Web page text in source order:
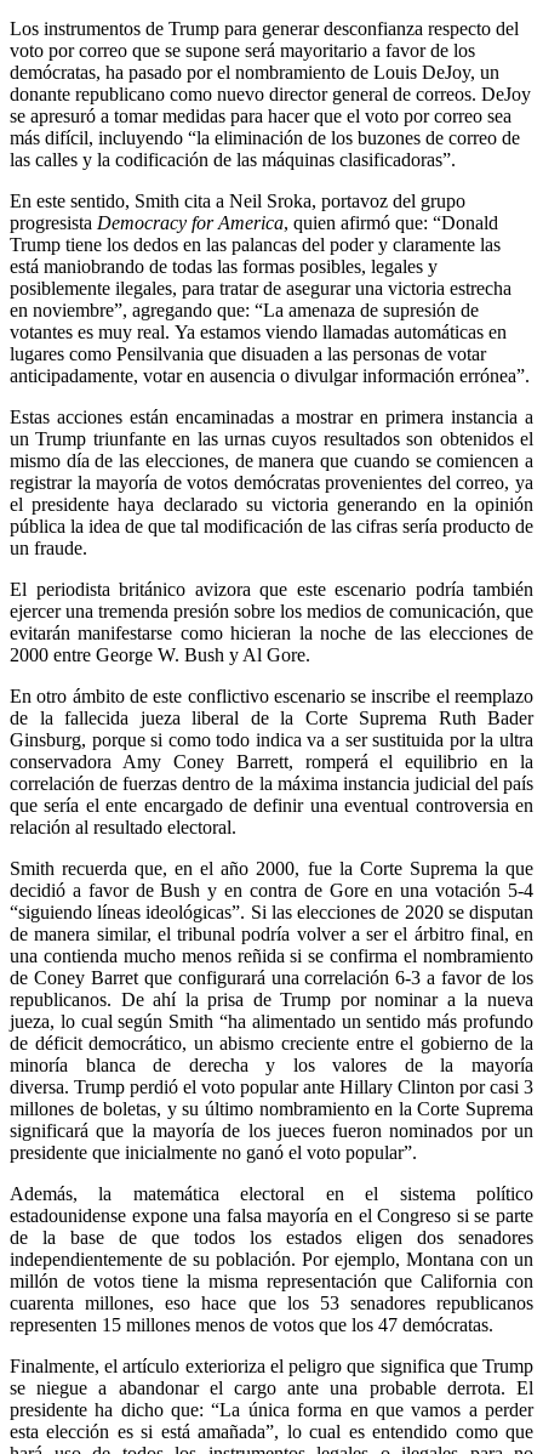
Los instrumentos de Trump para generar desconfianza respecto del
voto por correo que se supone será mayoritario a favor de los
demócratas, ha pasado por el nombramiento de Louis DeJoy, un
donante republicano como nuevo director general de correos. DeJoy
se apresuró a tomar medidas para hacer que el voto por correo sea
más difícil, incluyendo “la eliminación de los buzones de correo de
las calles y la codificación de las máquinas clasificadoras”.
En este sentido, Smith cita a Neil Sroka, portavoz del grupo
progresista Democracy for America, quien afirmó que: “Donald
Trump tiene los dedos en las palancas del poder y claramente las
está maniobrando de todas las formas posibles, legales y
posiblemente ilegales, para tratar de asegurar una victoria estrecha
en noviembre”, agregando que: “La amenaza de supresión de
votantes es muy real. Ya estamos viendo llamadas automáticas en
lugares como Pensilvania que disuaden a las personas de votar
anticipadamente, votar en ausencia o divulgar información errónea”.
Estas acciones están encaminadas a mostrar en primera instancia a
un Trump triunfante en las urnas cuyos resultados son obtenidos el
mismo día de las elecciones, de manera que cuando se comiencen a
registrar la mayoría de votos demócratas provenientes del correo, ya
el presidente haya declarado su victoria generando en la opinión
pública la idea de que tal modificación de las cifras sería producto de
un fraude.
El periodista británico avizora que este escenario podría también
ejercer una tremenda presión sobre los medios de comunicación, que
evitarán manifestarse como hicieran la noche de las elecciones de
2000 entre George W. Bush y Al Gore.
En otro ámbito de este conflictivo escenario se inscribe el reemplazo
de la fallecida jueza liberal de la Corte Suprema Ruth Bader
Ginsburg, porque si como todo indica va a ser sustituida por la ultra
conservadora Amy Coney Barrett, romperá el equilibrio en la
correlación de fuerzas dentro de la máxima instancia judicial del país
que sería el ente encargado de definir una eventual controversia en
relación al resultado electoral.
Smith recuerda que, en el año 2000, fue la Corte Suprema la que
decidió a favor de Bush y en contra de Gore en una votación 5-4
“siguiendo líneas ideológicas”. Si las elecciones de 2020 se disputan
de manera similar, el tribunal podría volver a ser el árbitro final, en
una contienda mucho menos reñida si se confirma el nombramiento
de Coney Barret que configurará una correlación 6-3 a favor de los
republicanos. De ahí la prisa de Trump por nominar a la nueva
jueza, lo cual según Smith “ha alimentado un sentido más profundo
de déficit democrático, un abismo creciente entre el gobierno de la
minoría blanca de derecha y los valores de la mayoría
diversa. Trump perdió el voto popular ante Hillary Clinton por casi 3
millones de boletas, y su último nombramiento en la Corte Suprema
significará que la mayoría de los jueces fueron nominados por un
presidente que inicialmente no ganó el voto popular”.
Además, la matemática electoral en el sistema político
estadounidense expone una falsa mayoría en el Congreso si se parte
de la base de que todos los estados eligen dos senadores
independientemente de su población. Por ejemplo, Montana con un
millón de votos tiene la misma representación que California con
cuarenta millones, eso hace que los 53 senadores republicanos
representen 15 millones menos de votos que los 47 demócratas.
Finalmente, el artículo exterioriza el peligro que significa que Trump
se niegue a abandonar el cargo ante una probable derrota. El
presidente ha dicho que: “La única forma en que vamos a perder
esta elección es si está amañada”, lo cual es entendido como que